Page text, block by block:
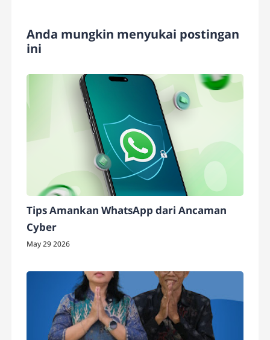
Anda mungkin menyukai postingan
ini
Tips Amankan WhatsApp dari Ancaman
Cyber
May 29 2026